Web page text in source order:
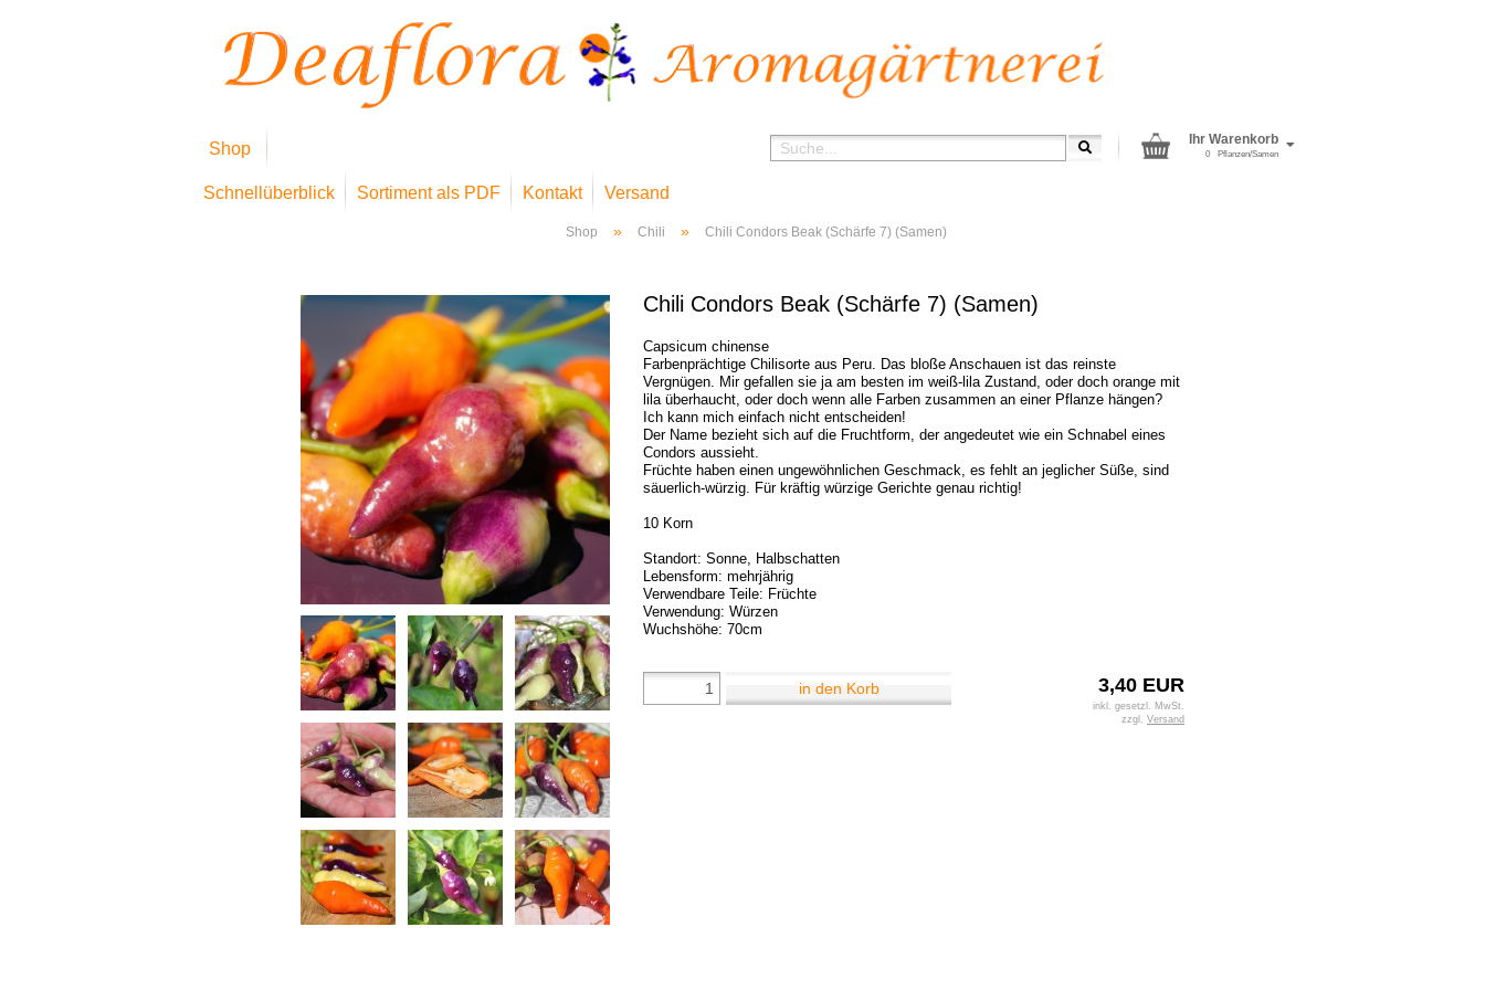
Shop
Schnellüberblick Sortiment als PDF Kontakt Versand
Ihr Warenkorb
Pflanzen/Samen
0
Shop » Chili » Chili Condors Beak (Schärfe 7) (Samen)
Chili Condors Beak (Schärfe 7) (Samen)
Capsicum chinense
Farbenprächtige Chilisorte aus Peru. Das bloße Anschauen ist das reinste
Vergnügen. Mir gefallen sie ja am besten im weiß-lila Zustand, oder doch orange mit
lila überhaucht, oder doch wenn alle Farben zusammen an einer Pflanze hängen?
Ich kann mich einfach nicht entscheiden!
Der Name bezieht sich auf die Fruchtform, der angedeutet wie ein Schnabel eines
Condors aussieht.
Früchte haben einen ungewöhnlichen Geschmack, es fehlt an jeglicher Süße, sind
säuerlich-würzig. Für kräftig würzige Gerichte genau richtig!
10 Korn
Standort: Sonne, Halbschatten
Lebensform: mehrjährig
Verwendbare Teile: Früchte
Verwendung: Würzen
Wuchshöhe: 70cm
3,40 EUR
inkl. gesetzl. MwSt.
zzgl. Versand
in den Korb